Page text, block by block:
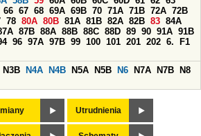
66 67 68 69A 69B 70 71A 71B 72A 72B
78 80A 80B 81A 81B 82A 82B 83 84A
87B 88A 88B 88C 88D 89 90 91A 91B
96 97A 97B 99 100 101 201 202 6.
F1
N3B N4A N4B N5A N5B N6 N7A N7B
N8
Utrudnienia